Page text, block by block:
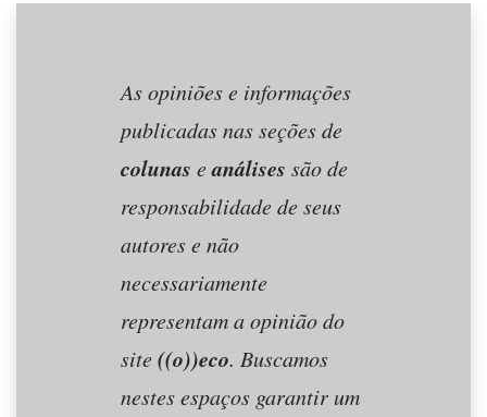
As opiniões e informações
publicadas nas seções de
colunas eanálises são de
responsabilidade de seus
autores e não
necessariamente
representam a opinião do
site((o))eco. Buscamos
nestes espaços garantir um